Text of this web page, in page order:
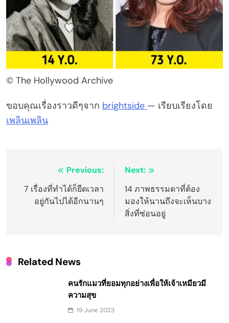
© The Hollywood Archive
ขอบคุณเรื่องราวดีๆจาก brightside — เรียบเรียงโดย
เพลินเพลิน
navigation
Previous:
7 เรื่องที่ทำได้ก็ยืดเวลา
อยู่กันไปได้อีกนานๆ
Next:
14 ภาพธรรมดาที่ต้อง
มองให้นานถึงจะเห็นบาง
สิ่งที่ซ่อนอยู่
Related News
คนรักแมวที่ยอมทุกอย่างเพื่อให้เจ้าเหมียวมี
ความสุข
19 June 2023